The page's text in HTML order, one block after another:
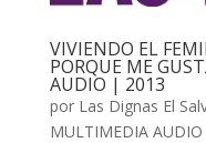
VIVIENDO EL
PORQUE ME
AUDIO | 2013
por Las Dignas El
MULTIMEDIA AUDIO